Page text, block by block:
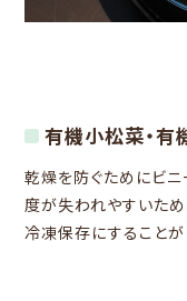
有機小松菜・有
乾燥を防ぐためにビニ
度が失われやすいた
冷凍保存にすることが